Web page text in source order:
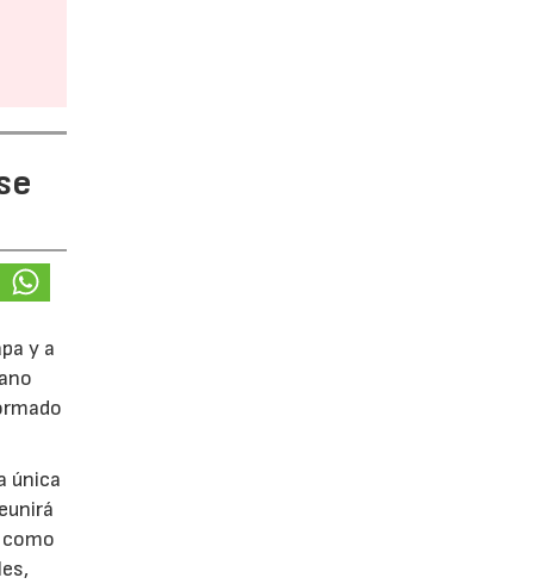
y a
única